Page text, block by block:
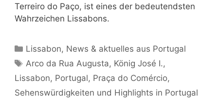
Terreiro do Paço, ist eines der bedeutendsten
Wahrzeichen Lissabons.
Kategorien
Lissabon, News & aktuelles aus Portugal
Schlagwörter
Arco da Rua Augusta, König José I.,
Lissabon, Portugal, Praça do Comércio,
Sehenswürdigkeiten und Highlights in Portugal